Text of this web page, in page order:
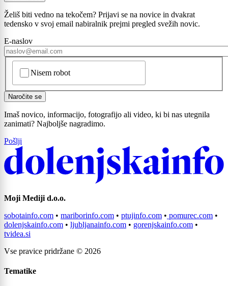
Želiš biti vedno na tekočem? Prijavi se na novice in dvakrat
tedensko v svoj email nabiralnik prejmi pregled svežih novic.
E-naslov
Nisem robot
Naročite se
Imaš novico, informacijo, fotografijo ali video, ki bi nas utegnila
zanimati? Najboljše nagradimo.
Pošlji
Moji Mediji d.o.o.
sobotainfo.com • mariborinfo.com • ptujinfo.com • pomurec.com •
dolenjskainfo.com • ljubljanainfo.com • gorenjskainfo.com •
tvidea.si
Vse pravice pridržane © 2026
Tematike
Prijavi se na cajtng